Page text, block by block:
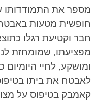
מספר את התמודדותו
חופשית מטעות
חבר וקטיעת רגלו
ומושקע, לחיי
לאבטח את ביתו
קאמבק בטיפוס על